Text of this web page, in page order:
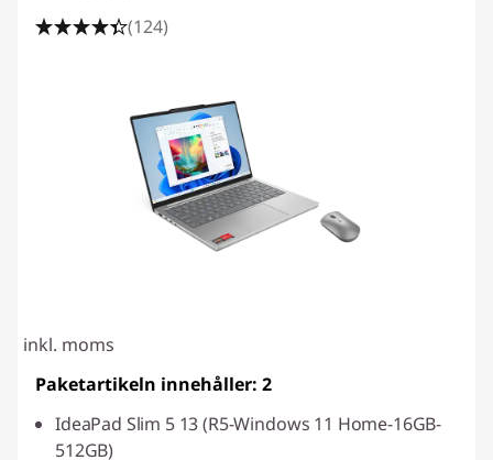
(124)
inkl. moms
Paketartikeln innehåller: 2
IdeaPad Slim 5 13 (R5-Windows 11 Home-16GB-
512GB)